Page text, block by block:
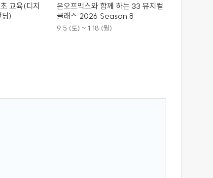
교육(디지
딩)
온오프믹스와 함께 하는 33 뮤지컬
클래스 2026 Season 8
9.5 (토) ~ 1.18 (월)